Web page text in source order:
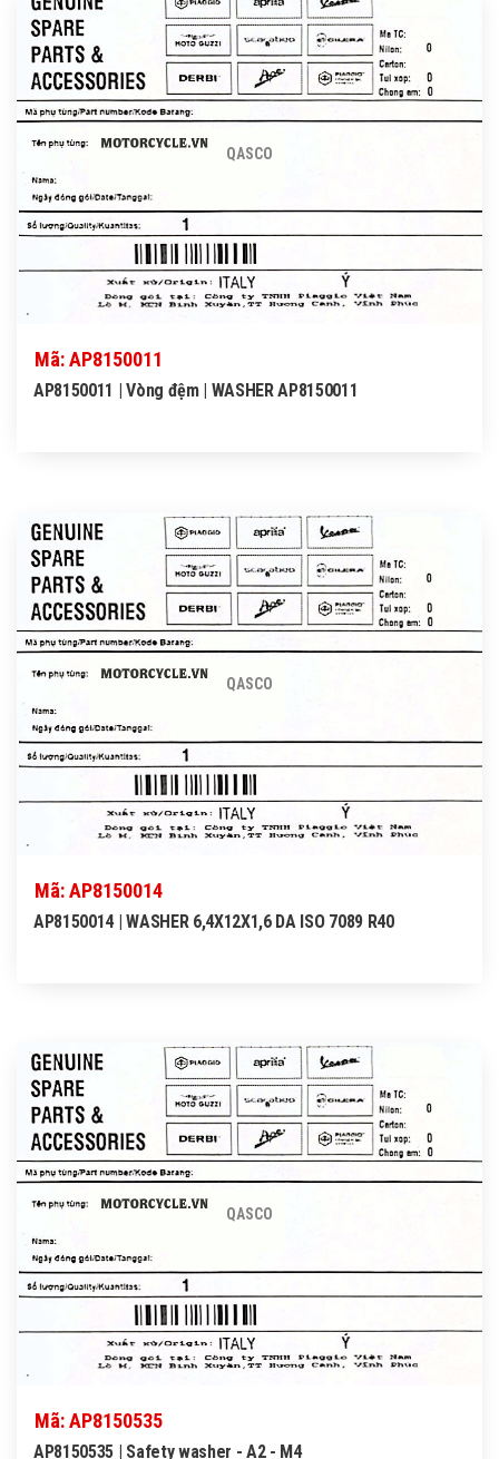
QASCO
Mã: AP8150011
AP8150011 | Vòng đệm | WASHER AP8150011
QASCO
Mã: AP8150014
AP8150014 | WASHER 6,4X12X1,6 DA ISO 7089 R40
QASCO
Mã: AP8150535
AP8150535 | Safety washer - A2 - M4